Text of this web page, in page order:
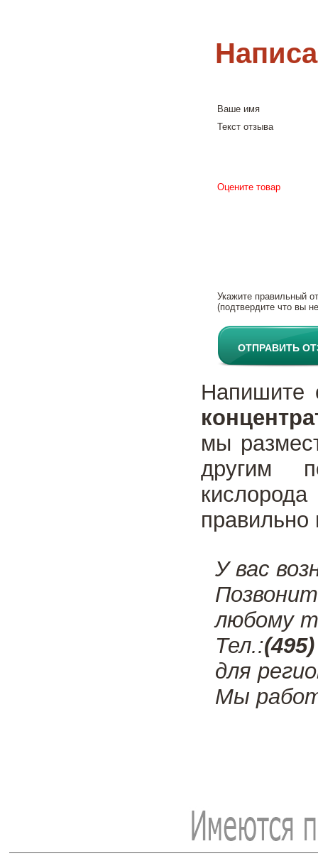
Ваше имя
Текст отзыва
Оцените товар
Укажите правильный
(подтвердите что вы
ОТПРАВИТЬ
Напишите
мы
другим
правильно
У вас
любому
Тел.:
для
Мы